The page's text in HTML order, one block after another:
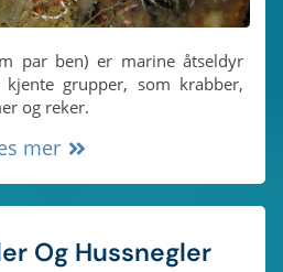
par ben) er marine åtseldyr
grupper, som krabber,
og reker.
mer
Og Hussnegler